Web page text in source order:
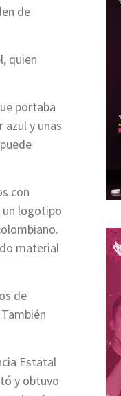
de
quien
portaba
y unas
con
un logotipo
material
de
Estatal
y obtuvo